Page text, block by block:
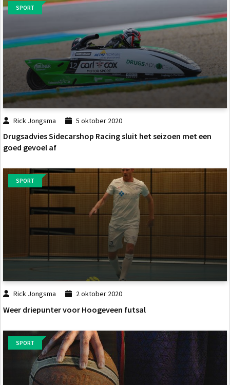
SPORT
Rick Jongsma 5 oktober 2020
Drugsadvies Sidecarshop Racing sluit het seizoen met een
goed gevoel af
SPORT
Rick Jongsma 2 oktober 2020
Weer driepunter voor Hoogeveen futsal
SPORT